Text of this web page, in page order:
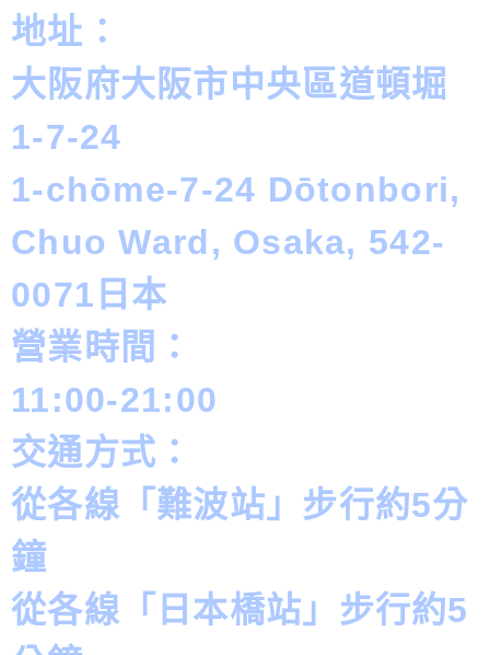
地址：
大阪府大阪市中央區道頓堀
1-7-24
1-chōme-7-24 Dōtonbori,
Chuo Ward, Osaka, 542-
0071日本
營業時間：
11:00-21:00
交通方式：
從各線「難波站」步行約5分
鐘
從各線「日本橋站」步行約5